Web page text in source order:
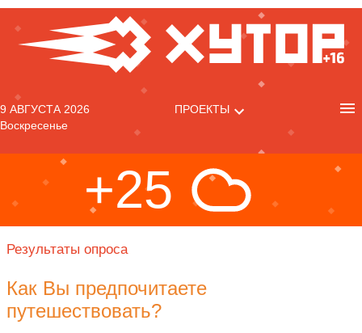
9 АВГУСТА 2026
Воскресенье
ПРОЕКТЫ
+25
Результаты опроса
Как Вы предпочитаете
путешествовать?